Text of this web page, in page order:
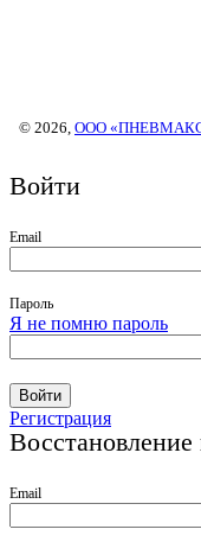
© 2026, ООО
Войти
Email
Пароль
Я не помню пароль
Войти
Регистрация
Восстановление
Email